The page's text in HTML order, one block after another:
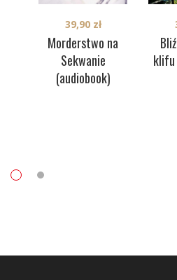
Morderstwo na
Sekwanie
(audiobook)
39,90 zł
klifu